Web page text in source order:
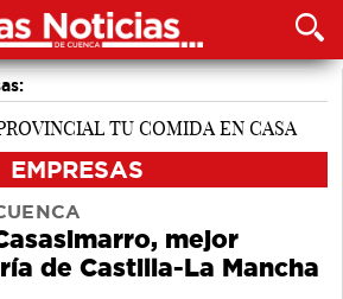
EMPRESAS
mejor
de Castilla-La Mancha